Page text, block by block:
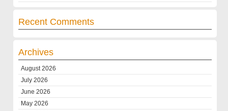
Recent Comments
Archives
August 2026
July 2026
June 2026
May 2026